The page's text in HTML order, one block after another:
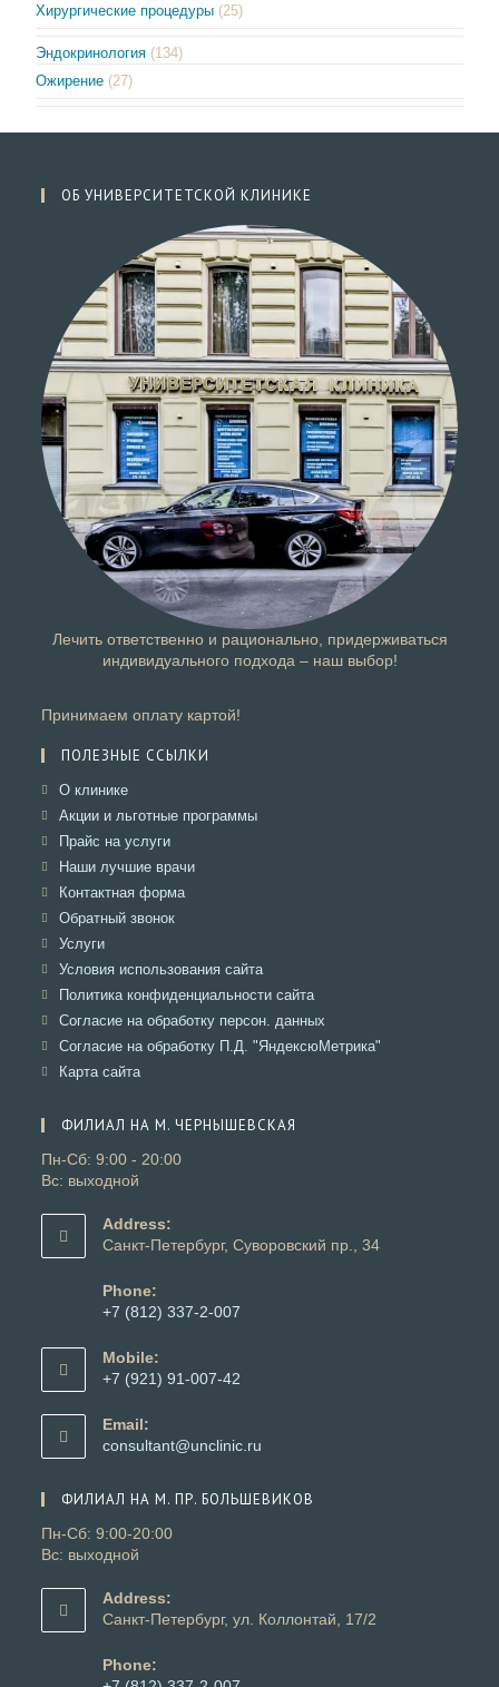
Хирургические процедуры (25)
Эндокринология (134)
Ожирение (27)
ОБ УНИВЕРСИТЕТСКОЙ КЛИНИКЕ
Лечить ответственно и рационально, придерживаться
индивидуального подхода – наш выбор!
Принимаем оплату картой!
ПОЛЕЗНЫЕ ССЫЛКИ
О клиникеОткроется
в
вкладке
Акции и льготные программыОткроется
Прайс на услугиОткроется
в
вкладке
Наши лучшие врачиОткроется
Контактная формаОткроется
Обратный звонокОткроется
вкладке
УслугиОткроется
в
вкладке
Условия использования сайтаОткроется
в
вкладке
Политика конфиденциальности сайтаОткроется
в
вкладке
Согласие на обработку персон. данных
в
Согласие на обработку П.Д. "ЯндексюМетрика"
Карта сайтаОткроется
вкладке
ФИЛИАЛ НА М. ЧЕРНЫШЕВСКАЯ
Пн-Сб: 9:00 - 20:00
Вс: выходной
Address:
Санкт-Петербург, Суворовский пр., 34
Phone:
+7 (812) 337-2-007
в
вашем
Mobile:
+7 (921) 91-007-42
в
вашем
Email:
consultant@unclinic.ru
приложении
ФИЛИАЛ НА М. ПР. БОЛЬШЕВИКОВ
Пн-Сб: 9:00-20:00
Вс: выходной
Address:
Санкт-Петербург, ул. Коллонтай, 17/2
Phone: